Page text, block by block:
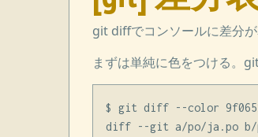
git diffでコンソールに差分
まずは単純に色をつける。
$ git diff --color
diff --git a/po/ja.po b/